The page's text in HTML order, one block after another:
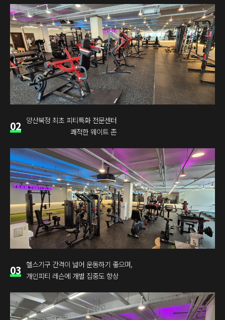
02 양산북정 최초 피티특화 전문센터
쾌적한 웨이트 존
03 헬스기구 간격이 넓어 운동하기 좋으며,
개인피티 레슨에 개별 집중도 향상